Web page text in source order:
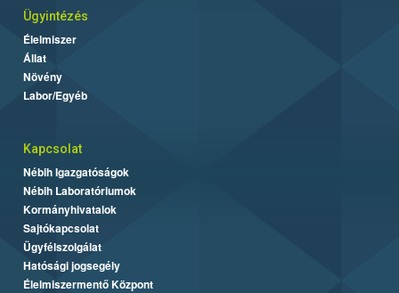
Ügyintézés
Élelmiszer
Állat
Növény
Labor/Egyéb
Kapcsolat
Nébih Igazgatóságok
Nébih Laboratóriumok
Kormányhivatalok
Sajtókapcsolat
Ügyfélszolgálat
Hatósági jogsegély
Élelmiszermentő Központ